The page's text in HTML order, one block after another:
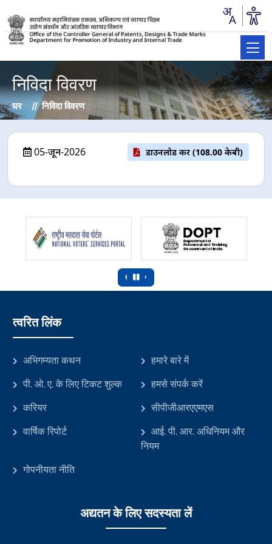
निविदा विवरण
घर निविदा विवरण
05-जून-2026 डाउनलोड करें (108.00 केबी)
‹ ›
त्वरित लिंक
अभिगम्यता कथन
हमारे बारे में
पी. ओ. ए. के लिए टिकट शुल्क
हमसे संपर्क करें
करियर
सीपीजीआरएएमएस
वार्षिक रिपोर्ट
आई. पी. आर. अधिनियम और
नियम
गोपनीयता नीति
अद्यतन के लिए सदस्यता लें